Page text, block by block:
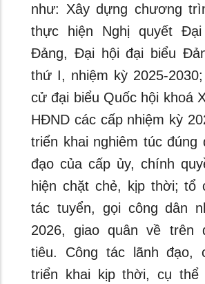
như: Xây dựng chương
thực hiện Nghị quyết
Đảng, Đại hội đại biểu
thứ I, nhiệm kỳ 2025-
cử đại biểu Quốc hội khoá
HĐND các cấp nhiệm kỳ
triển khai nghiêm túc đúng
đạo của cấp ủy, chính
hiện chặt chẻ, kịp thời; tổ
tác tuyển, gọi công dân
2026, giao quân về trên
tiêu. Công tác lãnh đạo,
triển khai kịp thời, cụ thể